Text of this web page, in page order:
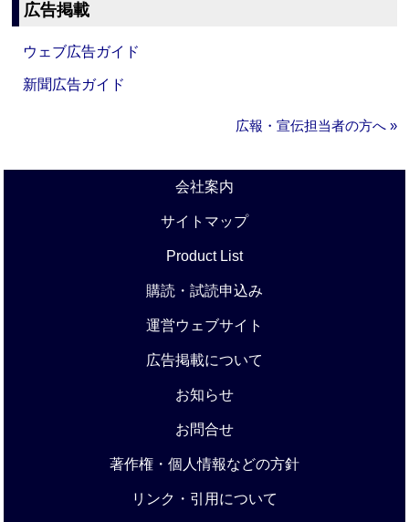
広告掲載
ウェブ広告ガイド
新聞広告ガイド
広報・宣伝担当者の方へ »
会社案内
サイトマップ
Product List
購読・試読申込み
運営ウェブサイト
広告掲載について
お知らせ
お問合せ
著作権・個人情報などの方針
リンク・引用について